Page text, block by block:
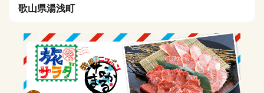
歌山県湯浅町